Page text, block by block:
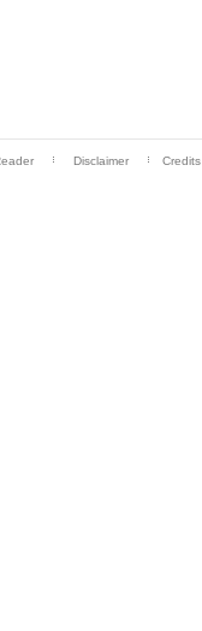
Disclaimer Credits